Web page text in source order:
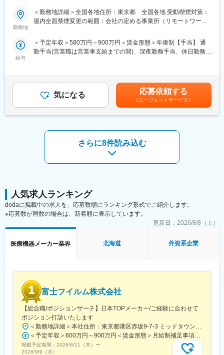
■同社の魅力
ェアも持っているなど、医療現場のお客様から高く評価されてい
ます。検査だけに留まらず、臨床医へのフィードバックまで一貫
・バックアップ体制：製品担当のマーケや学術チームもいるの
で、一緒に同行してサポートなども可能です。商談内容やステー
・現在、世界50ヵ国で医療サービスを提供し、全世界の社員数は
6万5千人となっています。国外だけでなく、日本の福島にも生産
工場を有しており、安定供給を図りつつ、日本の医療現場に貢献
しています。
いう社会貢献度～
■企業の特徴／魅力：
て最前線で業界をリードしています。当社は1949年の設立以来、
医療技術の革新を続け、電池式体外型ペースメーカの開発やリー
おすすめです。
■評価制度：
社員の努力と成果を正当に評価するインセンティブ制度が充実し
100%達成の場合は3桁の支給が見込めます。
医療機器の営業職として、医師や販売代理店と連携し、最適な治
い、技術的なサポートも担当し、患者様の健康に貢献します。
■職務詳細：
・医師への新製品提案／レクチャー
・データ分析に基づく戦略的アプローチ
■研修／フォロー体制：
修と先輩社員との同行で、着実に力をつけることができます。戦
略的な営業活動を通じて、医師との折衝やデータ分析のスキルも
磨かれます。
■選考ポジション：
これまでのご経験やご希望に合わせてご紹介いたします。
≪配属部門一例≫
・Cardiac Rhythm Management
・Cardiac Ablation Solutions
勤務地
＜勤務地詳細＞全国各地住所：東京都 全国各地 受動喫煙対策：
屋内全面禁煙変更の範囲：会社の定める事業所（リモートワーク
給与
＜予定年収＞580万円～900万円＜賃金形態＞年俸制【手当】 通
勤手当(営業職は営業車支給までの間)、深夜勤務手当、休日勤務手
年目の場合固定年収 600万円 インセンティブ 400万円賃金は
あくまでも目安の金額であり、選考を通じて上下する可能性があ
ります。月給(月額)は固定手当を含めた表記です。
気になる 応募依頼する
（エージェントサービス）
さらに8件読み込む
人気求人ランキング
dodaに掲載中の求人を、応募数順にランキング形式でご紹介します。
※応募数が同数の場合は、新着順に表示しています。
更新日： 2026/8/8（土）
医療機器メーカー業界 北海道 外資系企業
富士フイルム株式会社
【総合職/ポジションサーチ】日本TOPメーカー/ご経験に合わせて
ポジション打診いたします
掲載予定期間： 2026/6/11（木） 〜
2026/9/9（水）